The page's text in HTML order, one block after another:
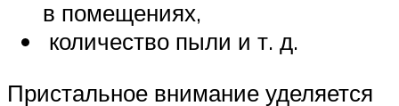
в помещениях,
количество пыли и т. д.
Пристальное внимание уделяется